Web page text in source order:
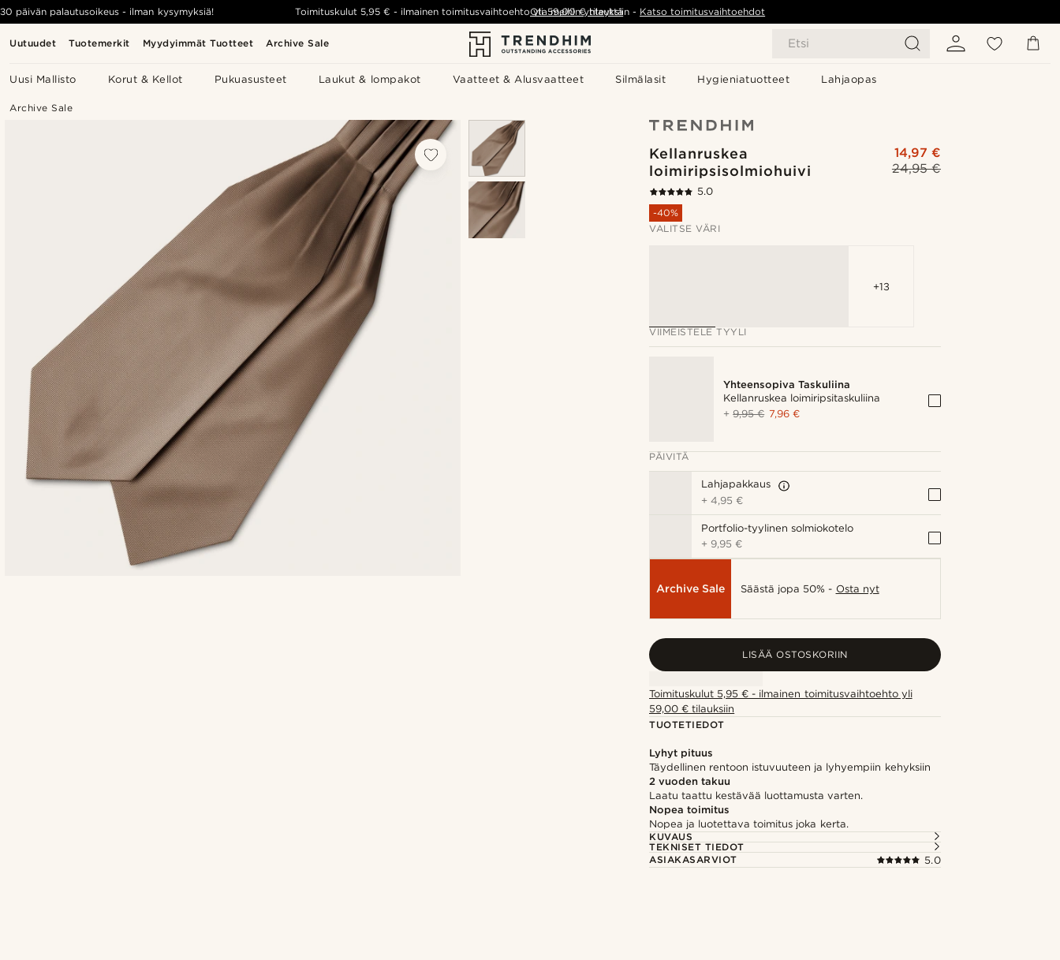
Uutuudet Tuotemerkit Myydyimmät Tuotteet Archive Sale Etsi
Uusi Mallisto Korut & Kellot Pukuasusteet Laukut & lompakot Vaatteet & Alusvaatteet Silmälasit Hygieniatuotteet Lahjaopas
30 päivän palautusoikeus - ilman kysymyksiä! Toimituskulut 5,95 € - ilmainen toimitusvaihtoehto yli 59,00 €tilauksiin - Katso toimitusvaihtoehdot
Ota meihin yhteyttä
Archive Sale
Kellanruskea
loimiripsisolmiohuivi
24,95 €
14,97 €
5.0
-40%
VALITSE VÄRI
+13
VIIMEISTELE TYYLI
Yhteensopiva Taskuliina
Kellanruskea loimiripsitaskuliina
+9,95 € 7,96 €
PÄIVITÄ
Lahjapakkaus
+4,95 €
Portfolio-tyylinen solmiokotelo
+ 9,95 €
Archive Sale Säästä jopa 50% - Osta nyt
LISÄÄ OSTOSKORIIN
Toimituskulut 5,95 € - ilmainen toimitusvaihtoehto yli
59,00 € tilauksiin
TUOTETIEDOT
Lyhyt pituus
Täydellinen rentoon istuvuuteen ja lyhyempiin kehyksiin
2 vuoden takuu
Laatu taattu kestävää luottamusta varten.
Nopea toimitus
Nopea ja luotettava toimitus joka kerta.
KUVAUS
TEKNISET TIEDOT
ASIAKASARVIOT
5.0